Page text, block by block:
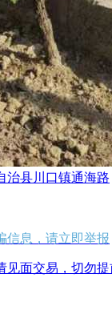
治县川口镇通海路
信息，请立即举报
见面交易，切勿